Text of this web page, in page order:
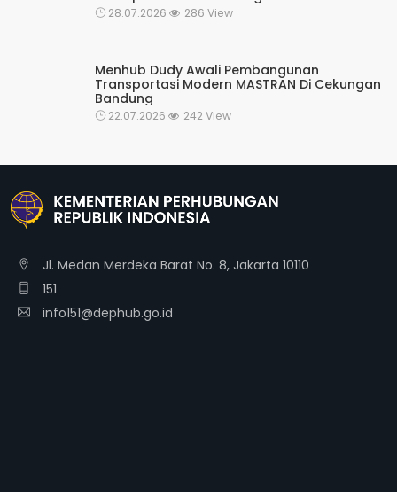
28.07.2026 286 View
Menhub Dudy Awali Pembangunan
Transportasi Modern MASTRAN Di Cekungan
Bandung
22.07.2026 242 View
Jl. Medan Merdeka Barat No. 8, Jakarta 10110
151
info151@dephub.go.id